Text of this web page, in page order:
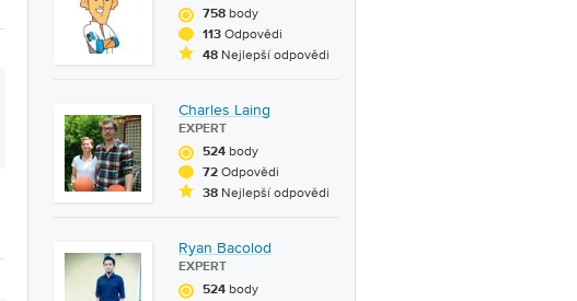
758 body
113 Odpovědi
48 Nejlepší odpovědi
Charles Laing
EXPERT
524 body
72 Odpovědi
38 Nejlepší odpovědi
Ryan Bacolod
EXPERT
524 body